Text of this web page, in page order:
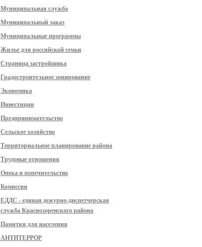
Муниципальная служба
Муниципальный заказ
Муниципальные программы
Жилье для российской семьи
Страница застройщика
Градостроительное зонирование
Экономика
Инвестиции
Предпринимательство
Сельское хозяйство
Территориальное планирование района
Трудовые отношения
Опека и попечительство
Комиссии
ЕДДС - единая дежурно-диспетчерская
служба Краснозоренского района
Памятки для населения
АНТИТЕРРОР